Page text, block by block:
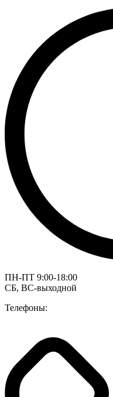
ПН-ПТ 9:00-18:00
СБ, ВС-выходной
Телефоны: